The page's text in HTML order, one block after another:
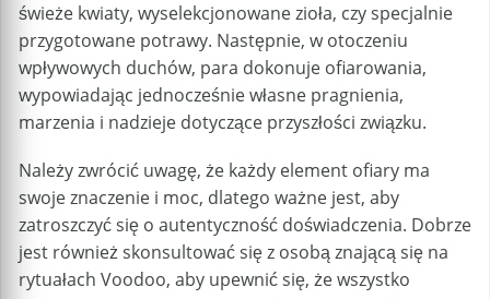
świeże kwiaty, wyselekcjonowane zioła, czy specjalnie
przygotowane potrawy. Następnie, w otoczeniu
wpływowych duchów, para dokonuje ofiarowania,
wypowiadając jednocześnie własne pragnienia,
marzenia i nadzieje dotyczące przyszłości związku.
Należy zwrócić uwagę, że każdy element ofiary ma
swoje znaczenie i moc, dlatego ważne jest, aby
zatroszczyć się o autentyczność doświadczenia. Dobrze
jest również skonsultować się z osobą znającą się na
rytuałach Voodoo, aby upewnić się, że wszystko